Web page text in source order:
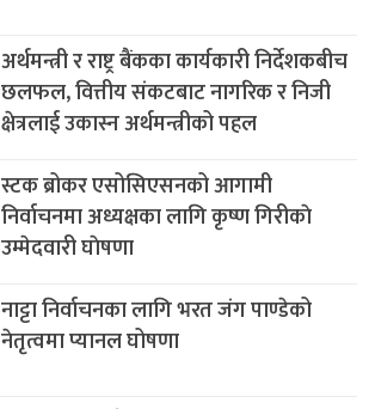
अर्थमन्त्री र राष्ट्र बैंकका कार्यकारी निर्देशकबीच
छलफल, वित्तीय संकटबाट नागरिक र निजी
क्षेत्रलाई उकास्न अर्थमन्त्रीको पहल
स्टक ब्रोकर एसोसिएसनको आगामी
निर्वाचनमा अध्यक्षका लागि कृष्ण गिरीकाे
उम्मेदवारी घाेषणा
नाट्टा निर्वाचनका लागि भरत जंग पाण्डेको
नेतृत्वमा प्यानल घोषणा